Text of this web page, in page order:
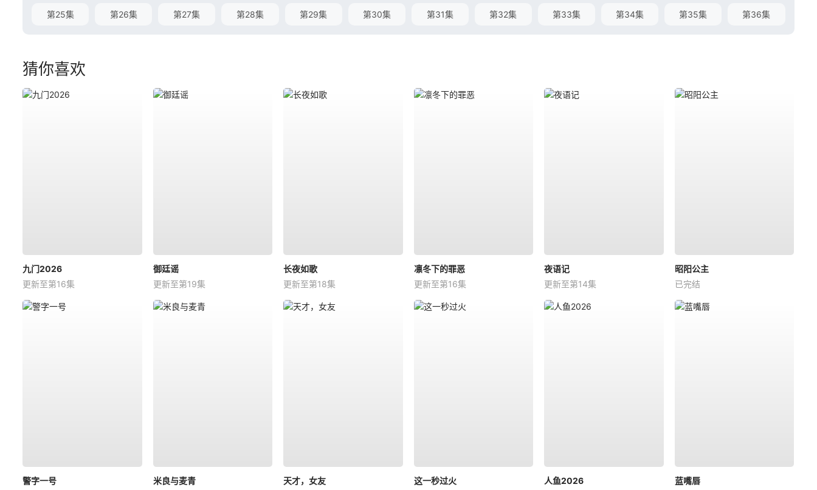
第25集 第26集 第27集 第28集 第29集 第30集 第31集 第32集 第33集 第34集 第35集 第36集
猜你喜欢
九门2026
更新至第16集
御廷谣
更新至第19集
长夜如歌
更新至第18集
凛冬下的罪恶
更新至第16集
夜语记
更新至第14集
昭阳公主
已完结
警字一号
米良与麦青
天才，女友
这一秒过火
人鱼2026
蓝嘴唇